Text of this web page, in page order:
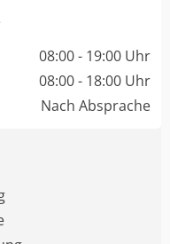
08:00 - 19:00 Uhr
08:00 - 18:00 Uhr
Nach Absprache